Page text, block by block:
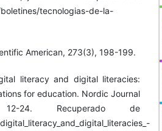
tecnologias-de-la-
American, 273(3), 198-199.
literacy and digital literacies:
for education. Nordic Journal
24. Recuperado de